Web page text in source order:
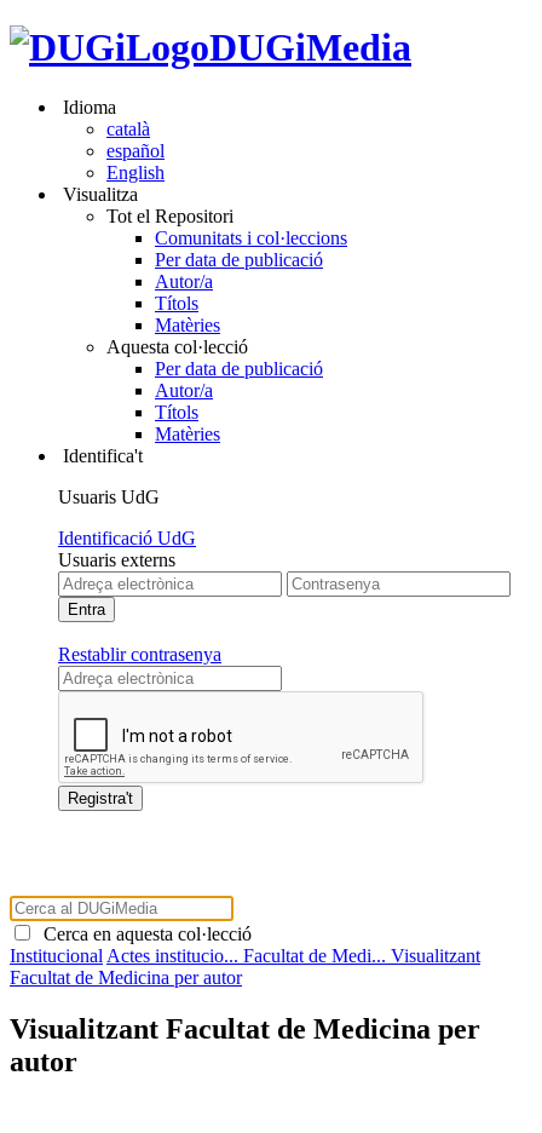
DUGiMedia
Idioma
català
español
English
Visualitza
Tot el Repositori
Comunitats i col·leccions
Per data de publicació
Autor/a
Títols
Matèries
Aquesta col·lecció
Per data de publicació
Autor/a
Títols
Matèries
Identifica't
Usuaris UdG
Identificació UdG
Usuaris externs
Restablir contrasenya
Cerca en aquesta col·lecció
Institucional Actes institucio... Facultat de Medi... Visualitzant
Facultat de Medicina per autor
Visualitzant Facultat de Medicina per
autor